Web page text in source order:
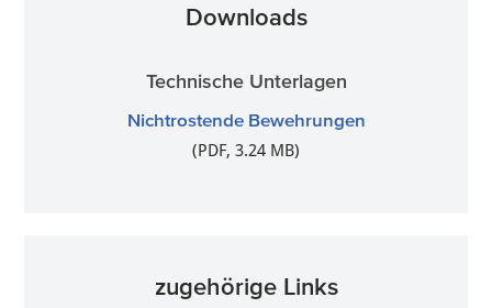
Downloads
Technische Unterlagen
Nichtrostende Bewehrungen
(PDF, 3.24 MB)
zugehörige Links